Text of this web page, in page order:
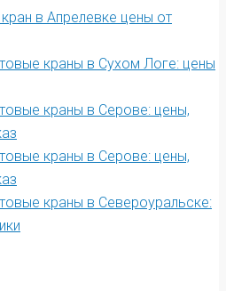
в Апрелевке цены от
краны в Сухом Логе: цены
краны в Серове: цены,
краны в Серове: цены,
краны в Североуральске: